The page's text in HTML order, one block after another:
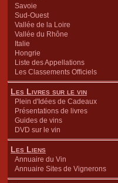
Savoie
Sud-Ouest
Vallée de la Loire
Vallée du Rhône
Italie
Hongrie
Liste des Appellations
Les Classements Officiels
Les Livres sur le vin
Plein d'Idées de Cadeaux
Présentations de livres
Guides de vins
DVD sur le vin
Les Liens
Annuaire du Vin
Annuaire Sites de Vignerons